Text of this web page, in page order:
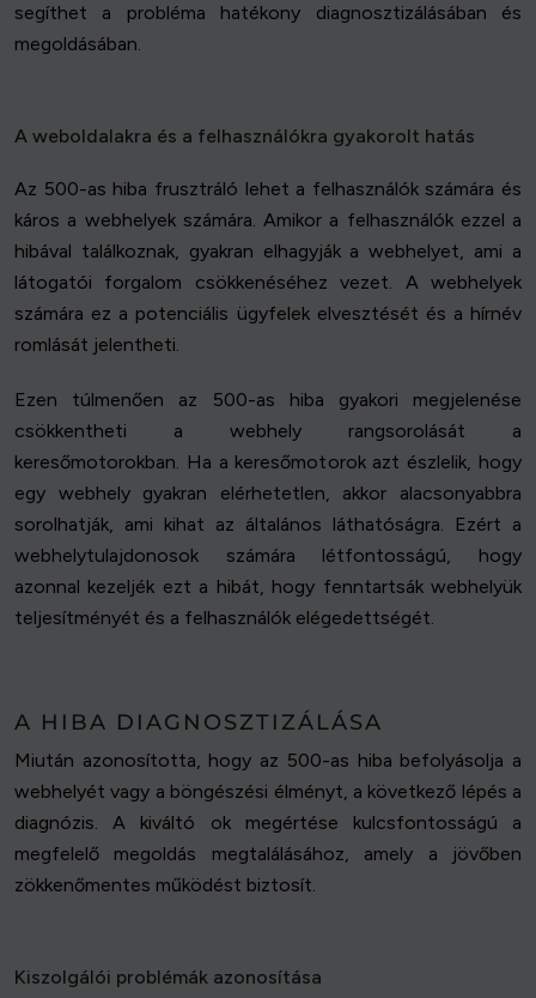
segíthet a probléma hatékony diagnosztizálásában és
megoldásában.
A weboldalakra és a felhasználókra gyakorolt hatás
Az 500-as hiba frusztráló lehet a felhasználók számára és
káros a webhelyek számára. Amikor a felhasználók ezzel a
hibával találkoznak, gyakran elhagyják a webhelyet, ami a
látogatói forgalom csökkenéséhez vezet. A webhelyek
számára ez a potenciális ügyfelek elvesztését és a hírnév
romlását jelentheti.
Ezen túlmenően az 500-as hiba gyakori megjelenése
csökkentheti a webhely rangsorolását a
keresőmotorokban. Ha a keresőmotorok azt észlelik, hogy
egy webhely gyakran elérhetetlen, akkor alacsonyabbra
sorolhatják, ami kihat az általános láthatóságra. Ezért a
webhelytulajdonosok számára létfontosságú, hogy
azonnal kezeljék ezt a hibát, hogy fenntartsák webhelyük
teljesítményét és a felhasználók elégedettségét.
A HIBA DIAGNOSZTIZÁLÁSA
Miután azonosította, hogy az 500-as hiba befolyásolja a
webhelyét vagy a böngészési élményt, a következő lépés a
diagnózis. A kiváltó ok megértése kulcsfontosságú a
megfelelő megoldás megtalálásához, amely a jövőben
zökkenőmentes működést biztosít.
Kiszolgálói problémák azonosítása